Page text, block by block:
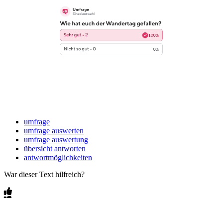
umfrage
umfrage auswerten
umfrage auswertung
übersicht antworten
antwortmöglichkeiten
War dieser Text hilfreich?